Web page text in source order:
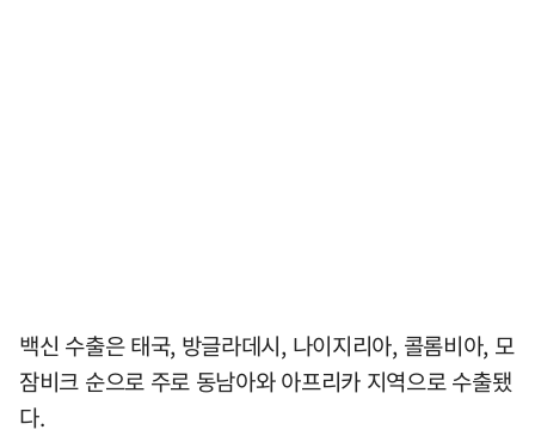
백신 수출은 태국, 방글라데시, 나이지리아, 콜롬비아, 모
잠비크 순으로 주로 동남아와 아프리카 지역으로 수출됐
다.